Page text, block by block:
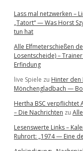
é
r
n
i
c
t
Lass mal netzwerken –
„Tatort“ — Was Horst
tun hat
Alle Elfmeterschießen
Losentscheide) –
Erfindung
live Spiele zu Hinter den
Mönchengladbach —
Hertha BSC verpflichtet
– Die Nachrichten zu
Lesenswerte Links –
Ruhrort: „1974 — Eine